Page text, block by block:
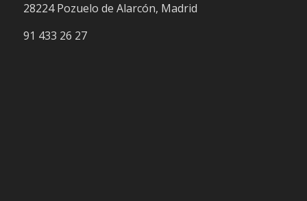
28224 Pozuelo de Alarcón, Madrid
91 433 26 27